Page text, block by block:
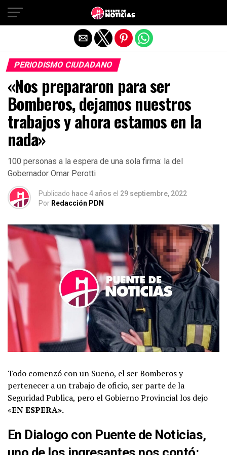
PERIODISMO CIUDADANO
«Nos prepararon para ser
Bomberos, dejamos nuestros
trabajos y ahora estamos en la
nada»
100 personas a la espera de una sola firma: la del
Gobernador Omar Perotti
Publicado hace 4 años el 29 septiembre, 2022
Por Redacción PDN
Todo comenzó con un Sueño, el ser Bomberos y
pertenecer a un trabajo de oficio, ser parte de la
Seguridad Publica, pero el Gobierno Provincial los dejo
«EN ESPERA».
En Dialogo con Puente de Noticias,
Salir de la versión móvil